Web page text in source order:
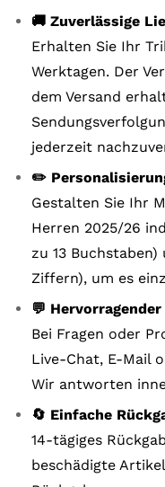
🚚 Zuverlässige
Erhalten Sie Ihr
Werktagen. Der
dem Versand
jederzeit
✏️
Gestalten Sie Ihr
Herren 2025/26
zu 13
Ziffern), um es
💬
Bei Fragen oder
Live-Chat, E-Mail
Wir antworten
🔄 Einfache
14-tägiges
beschädigte